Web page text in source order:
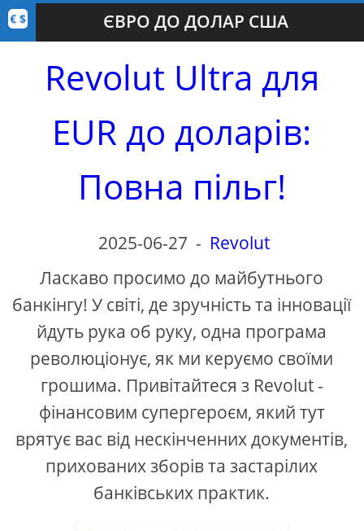
ЄВРО ДО ДОЛАР США
Revolut Ultra для
EUR до доларів:
Повна пільг!
2025-06-27 - Revolut
Ласкаво просимо до майбутнього
банкінгу! У світі, де зручність та інновації
йдуть рука об руку, одна програма
революціонує, як ми керуємо своїми
грошима. Привітайтеся з Revolut -
фінансовим супергероєм, який тут
врятує вас від нескінченних документів,
прихованих зборів та застарілих
банківських практик.